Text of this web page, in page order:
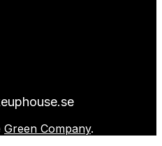
Green Company.